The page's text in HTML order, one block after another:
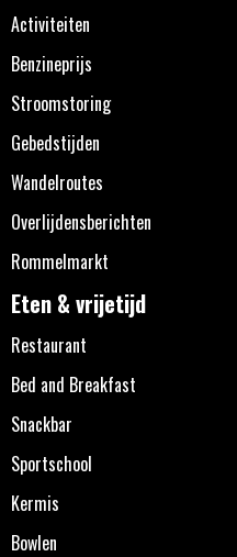
Activiteiten
Benzineprijs
Stroomstoring
Gebedstijden
Wandelroutes
Overlijdensberichten
Rommelmarkt
Eten & vrijetijd
Restaurant
Bed and Breakfast
Snackbar
Sportschool
Kermis
Bowlen